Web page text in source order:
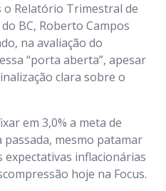
o Relatório Trimestral de
BC, Roberto Campos
na avaliação do
“porta aberta”, apesar
clara sobre o
em 3,0% a meta de
passada, mesmo patamar
expectativas inflacionárias
hoje na Focus.